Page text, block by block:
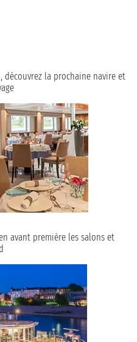
découvrez la prochaine navire et
avant première les salons et